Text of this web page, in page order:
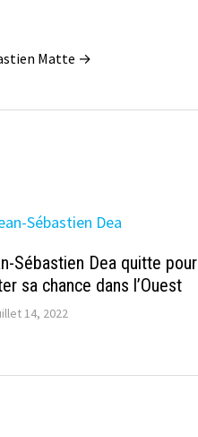
Matte →
Sébastien Dea quitte pour
sa chance dans l’Ouest
14, 2022